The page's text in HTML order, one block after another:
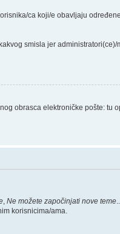
ca koji/e obavljaju
smisla jer administratori(ce)/
obrasca elektroničke pošte: tu
, Ne možete započinjati nove teme
korisnicima/ama.